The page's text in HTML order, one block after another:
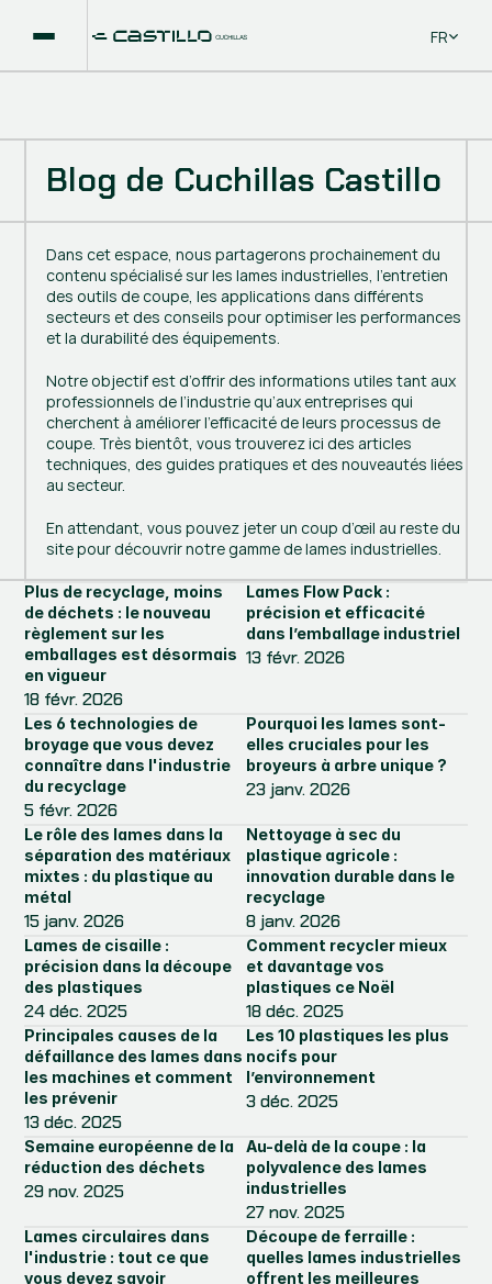
Select
FR
Blog de Cuchillas Castillo
Dans cet espace, nous partagerons prochainement du
contenu spécialisé sur les lames industrielles, l’entretien
des outils de coupe, les applications dans différents
secteurs et des conseils pour optimiser les performances
et la durabilité des équipements.
Notre objectif est d’offrir des informations utiles tant aux
professionnels de l’industrie qu’aux entreprises qui
cherchent à améliorer l’efficacité de leurs processus de
coupe. Très bientôt, vous trouverez ici des articles
techniques, des guides pratiques et des nouveautés liées
au secteur.
En attendant, vous pouvez jeter un coup d’œil au reste du
site pour découvrir notre gamme de lames industrielles.
Plus de recyclage, moins
de déchets : le nouveau
règlement sur les
emballages est désormais
en vigueur
18 févr. 2026
Lames Flow Pack :
précision et efficacité
dans l’emballage industriel
13 févr. 2026
Les 6 technologies de
broyage que vous devez
connaître dans l'industrie
du recyclage
5 févr. 2026
Pourquoi les lames sont-
elles cruciales pour les
broyeurs à arbre unique ?
23 janv. 2026
Le rôle des lames dans la
séparation des matériaux
mixtes : du plastique au
métal
15 janv. 2026
Nettoyage à sec du
plastique agricole :
innovation durable dans le
recyclage
8 janv. 2026
Lames de cisaille :
précision dans la découpe
des plastiques
24 déc. 2025
Comment recycler mieux
et davantage vos
plastiques ce Noël
18 déc. 2025
Principales causes de la
défaillance des lames dans
les machines et comment
les prévenir
13 déc. 2025
Les 10 plastiques les plus
nocifs pour
l’environnement
3 déc. 2025
Semaine européenne de la
réduction des déchets
29 nov. 2025
Au-delà de la coupe : la
polyvalence des lames
industrielles
27 nov. 2025
Lames circulaires dans
l'industrie : tout ce que
vous devez savoir
Découpe de ferraille :
quelles lames industrielles
offrent les meilleures